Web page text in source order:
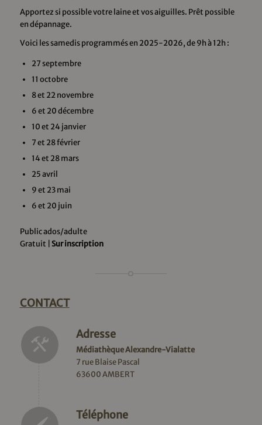
Apportez si possible votre laine et vos aiguilles. Prêt possible
en dépannage.
Voici les samedis programmés en 2025-2026, de 9h à 12h :
27 septembre
11 octobre
8 et 22 novembre
6 et 20 décembre
10 et 24 janvier
7 et 28 février
14 et 28 mars
25 avril
9 et 23 mai
6 et 20 juin
Public ados/adulte
Gratuit | Sur inscription
CONTACT
Adresse
Médiathèque Alexandre-Vialatte
7 rue Blaise Pascal
63600 AMBERT
Téléphone